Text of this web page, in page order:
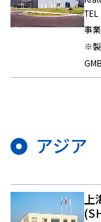
事
※製
アジア
上